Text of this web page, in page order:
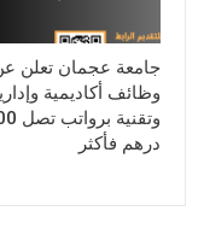
جامعة عجمان تعلن
وظائف أكاديمية
درهم فأكثر